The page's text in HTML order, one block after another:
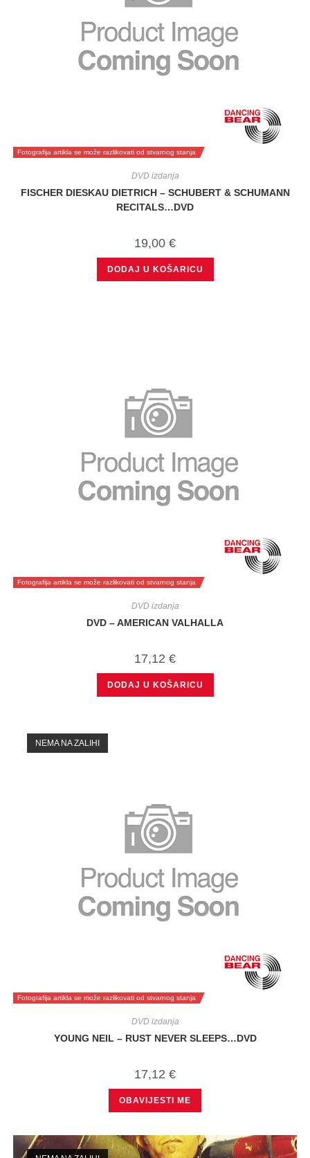
Fotografija artikla se može razlikovati od stvarnog stanja
DVD izdanja
FISCHER DIESKAU DIETRICH – SCHUBERT & SCHUMANN
RECITALS…DVD
19,00 €
DODAJ U KOŠARICU
Fotografija artikla se može razlikovati od stvarnog stanja
DVD izdanja
DVD – AMERICAN VALHALLA
17,12 €
DODAJ U KOŠARICU
Fotografija artikla se može razlikovati od stvarnog stanja
NEMA NA ZALIHI
DVD izdanja
YOUNG NEIL – RUST NEVER SLEEPS…DVD
17,12 €
OBAVIJESTI ME